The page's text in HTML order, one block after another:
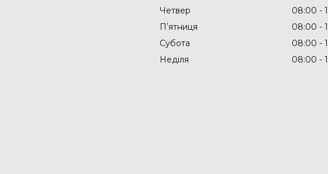
Четвер
08:00
Пʼятниця
08:00
Субота
08:00
Неділя
08:00